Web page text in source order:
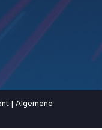
| Algemene